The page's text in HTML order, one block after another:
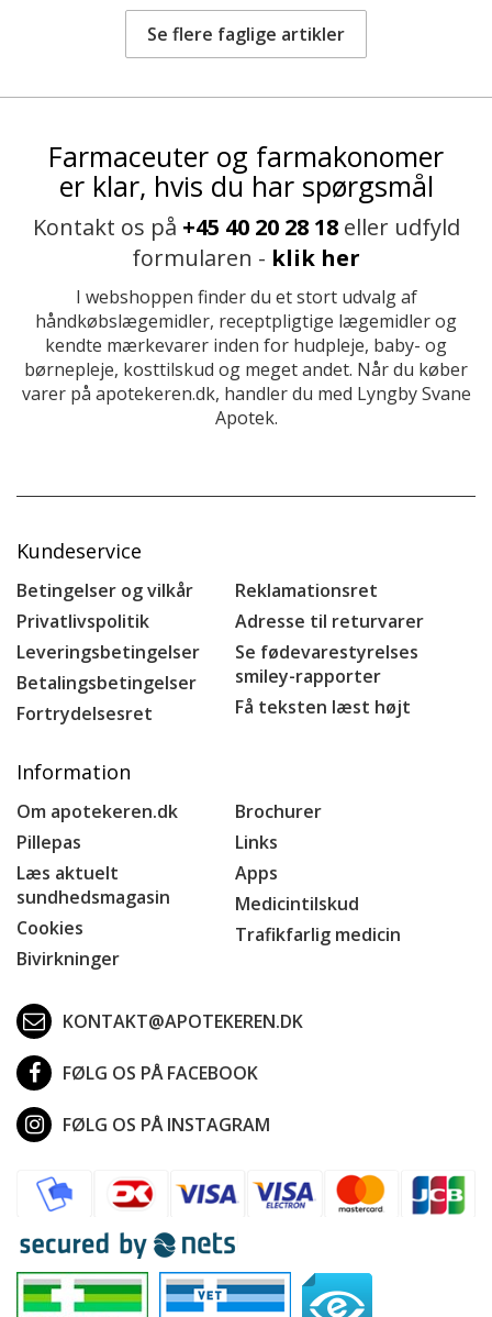
Se flere faglige artikler
Farmaceuter og farmakonomer
er klar, hvis du har spørgsmål
Kontakt os på +45 40 20 28 18eller udfyld
formularen - klik her
I webshoppen finder du et stort udvalg af
håndkøbslægemidler, receptpligtige lægemidler og
kendte mærkevarer inden for hudpleje, baby- og
børnepleje, kosttilskud og meget andet. Når du køber
varer på apotekeren.dk, handler du med Lyngby Svane
Apotek.
Kundeservice
Betingelser og vilkår
Privatlivspolitik
Leveringsbetingelser
Betalingsbetingelser
Fortrydelsesret
Reklamationsret
Adresse til returvarer
Se fødevarestyrelses
smiley-rapporter
Få teksten læst højt
Information
Om apotekeren.dk
Pillepas
Læs aktuelt
sundhedsmagasin
Cookies
Bivirkninger
Brochurer
Links
Apps
Medicintilskud
Trafikfarlig medicin
KONTAKT@APOTEKEREN.DK
FØLG OS PÅ FACEBOOK
FØLG OS PÅ INSTAGRAM